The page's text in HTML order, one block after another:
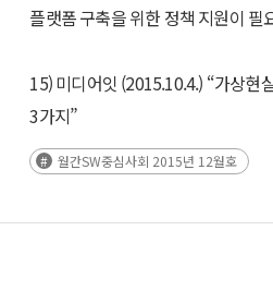
플랫폼 구축을 위한 정책 지원이 필
15) 미디어잇 (2015.10.4.) “가상현
3가지”
월간SW중심사회 2015년 12월호